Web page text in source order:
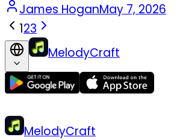
James HoganMay 7, 2026
123
MelodyCraft
MelodyCraft